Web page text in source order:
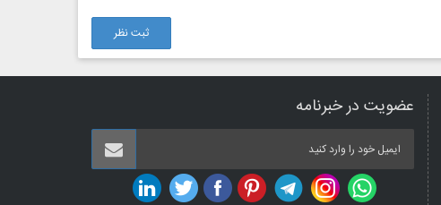
ثبت نظر
عضویت در خبرنامه